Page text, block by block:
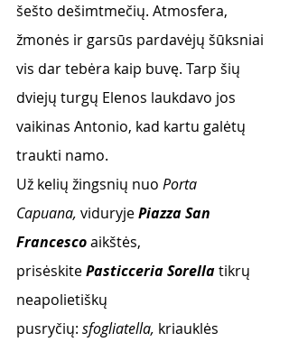
šešto dešimtmečių. Atmosfera,
žmonės ir garsūs pardavėjų šūksniai
vis dar tebėra kaip buvę. Tarp šių
dviejų turgų Elenos laukdavo jos
vaikinas Antonio, kad kartu galėtų
traukti namo.
Už kelių žingsnių nuo Porta
Capuana, viduryje Piazza San
Francesco aikštės,
prisėskite Pasticceria Sorellatikrų
neapolietiškų
pusryčių: sfogliatella, kriauklės